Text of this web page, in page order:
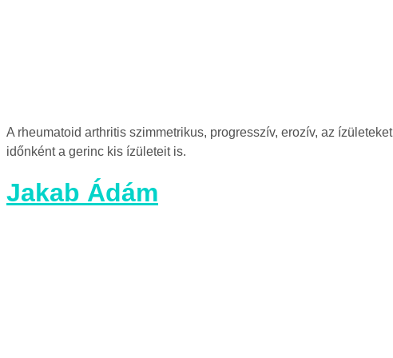
A rheumatoid arthritis szimmetrikus, progresszív, erozív, az
időnként a gerinc kis ízületeit is.
Jakab Ádám